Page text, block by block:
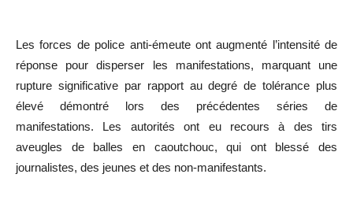
Les forces de police anti-émeute ont augmenté l’intensité de
réponse pour disperser les manifestations, marquant une
rupture significative par rapport au degré de tolérance plus
élevé démontré lors des précédentes séries de
manifestations. Les autorités ont eu recours à des tirs
aveugles de balles en caoutchouc, qui ont blessé des
journalistes, des jeunes et des non-manifestants.